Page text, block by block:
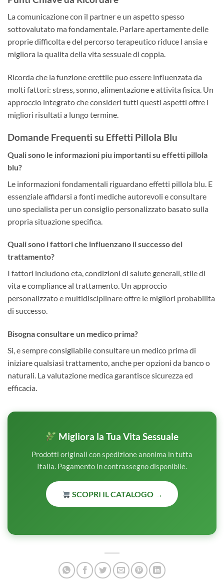
La comunicazione con il partner e un aspetto spesso
sottovalutato ma fondamentale. Parlare apertamente delle
proprie difficolta e del percorso terapeutico riduce l ansia e
migliora la qualita della vita sessuale di coppia.
Ricorda che la funzione erettile puo essere influenzata da
molti fattori: stress, sonno, alimentazione e attivita fisica. Un
approccio integrato che consideri tutti questi aspetti offre i
migliori risultati a lungo termine.
Domande Frequenti su Effetti Pillola Blu
Quali sono le informazioni piu importanti su effetti pillola
blu?
Le informazioni fondamentali riguardano effetti pillola blu. E
essenziale affidarsi a fonti mediche autorevoli e consultare
uno specialista per un consiglio personalizzato basato sulla
propria situazione specifica.
Quali sono i fattori che influenzano il successo del
trattamento?
I fattori includono eta, condizioni di salute generali, stile di
vita e compliance al trattamento. Un approccio
personalizzato e multidisciplinare offre le migliori probabilita
di successo.
Bisogna consultare un medico prima?
Si, e sempre consigliabile consultare un medico prima di
iniziare qualsiasi trattamento, anche per opzioni da banco o
naturali. La valutazione medica garantisce sicurezza ed
efficacia.
Migliora la Tua Vita Sessuale
Prodotti originali con spedizione anonima in tutta
Italia. Pagamento in contrassegno disponibile.
SCOPRI IL CATALOGO →